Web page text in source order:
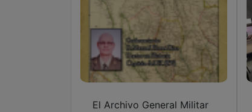
El Archivo General Militar